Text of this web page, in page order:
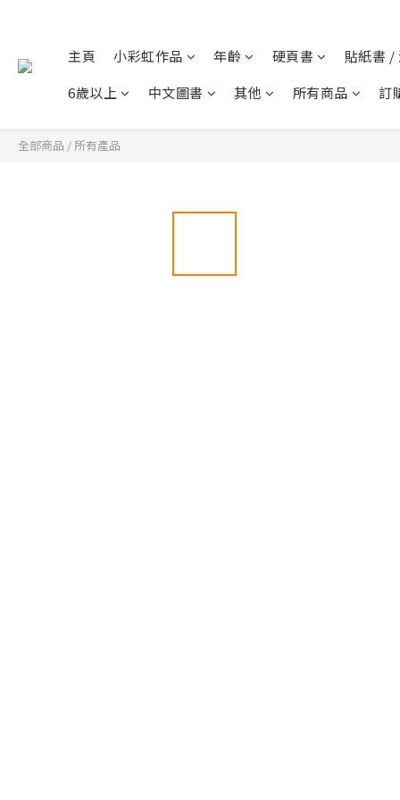
主頁 小彩虹作品 年齡 硬頁書
貼紙書 /
6歲以上
中文圖書 其他 所有商品 訂
全部商品 / 所有產品